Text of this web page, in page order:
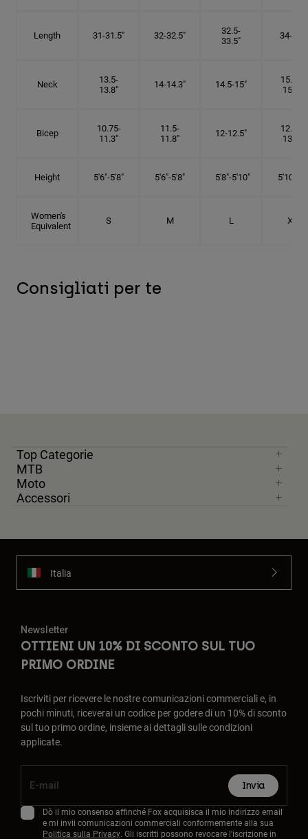
Length 31-31.5" 32-32.5"
32.5-
33.5"
34-35"
Neck
13.5-
13.8"
14-14.3" 14.5-15"
15.25-
15.5"
Bicep
10.75-
11.3"
11.5-
11.8"
12-12.5"
12.75-
13.3"
Height 5'6"-5'8" 5'6"-5'8" 5'8"-5'10" 5'10"- 6'
Women's
Equivalent
S M L XL
Consigliati per te
Top Categorie
MTB
Moto
Accessori
Italia
Newsletter
OTTIENI UN 10% DI SCONTO SUL TUO
PRIMO ORDINE
Iscriviti per ricevere le nostre comunicazioni commerciali e, in
pochi minuti, riceverai un codice per godere di un 10% di sconto
sul tuo primo ordine, insieme ai dettagli sulle condizioni
applicate.
Invia
Dò il mio consenso affinché Fox acquisisca il mio indirizzo email
e mi invii comunicazioni commerciali conformemente alla sua
Politica sulla Privacy. Gli iscritti possono revocare l'iscrizione in